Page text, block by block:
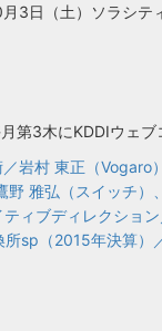
3日（土）ソラシ
第3木にKDDIウェ
岩村 東正（Vogaro
雅弘（スイッチ
ィブディレクショ
sp（2015年決算）